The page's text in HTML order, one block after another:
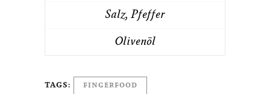
Salz, Pfeffer
Olivenöl
TAGS: FINGERFOOD